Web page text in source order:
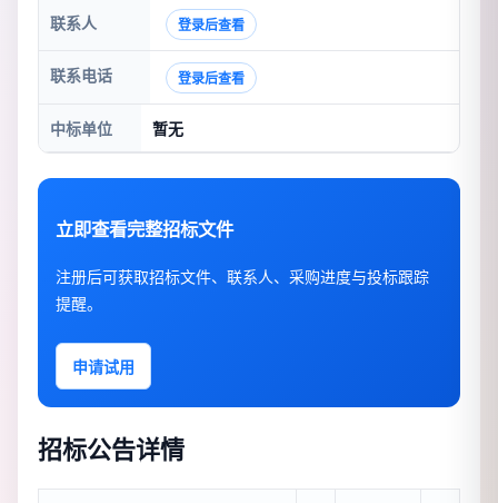
联系人 登录后查看
联系电话 登录后查看
中标单位 暂无
立即查看完整招标文件
注册后可获取招标文件、联系人、采购进度与投标跟踪
提醒。
申请试用
招标公告详情